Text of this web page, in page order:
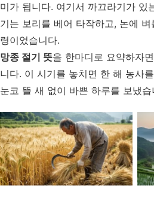
미가 됩니다. 여기서 까끄라기가 있
기는 보리를 베어 타작하고, 논에
령이었습니다.
망종 절기 뜻을 한마디로 요약하자
니다. 이 시기를 놓치면 한 해 농사
눈코 뜰 새 없이 바쁜 하루를 보냈습